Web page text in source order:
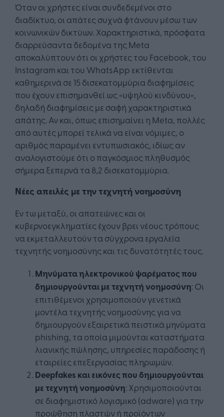
Όταν οι χρήστες είναι συνδεδεμένοι στο
διαδίκτυο, οι απάτες συχνά φτάνουν μέσω των
κοινωνικών δικτύων. Χαρακτηριστικά, πρόσφατα
διαρρεύσαντα δεδομένα της Meta
αποκαλύπτουν ότι οι χρήστες του Facebook, του
Instagram και του WhatsApp εκτίθενται
καθημερινά σε 15 δισεκατομμύρια διαφημίσεις
που έχουν επισημανθεί ως «υψηλού κινδύνου»,
δηλαδή διαφημίσεις με σαφή χαρακτηριστικά
απάτης. Αν και, όπως επισημαίνει η Meta, πολλές
από αυτές μπορεί τελικά να είναι νόμιμες, ο
αριθμός παραμένει εντυπωσιακός, ιδίως αν
αναλογιστούμε ότι ο παγκόσμιος πληθυσμός
σήμερα ξεπερνά τα 8,2 δισεκατομμύρια.
Νέες απειλές με την τεχνητή νοημοσύνη
Εν τω μεταξύ, οι απατεώνες και οι
κυβερνοεγκληματίες έχουν βρει νέους τρόπους
να εκμεταλλευτούν τα σύγχρονα εργαλεία
τεχνητής νοημοσύνης και τις δυνατότητές τους.
Μηνύματα ηλεκτρονικού ψαρέματος που
δημιουργούνται με τεχνητή νοημοσύνη: Οι
επιτιθέμενοι χρησιμοποιούν γενετικά
μοντέλα τεχνητής νοημοσύνης για να
δημιουργούν εξαιρετικά πειστικά μηνύματα
phishing, τα οποία μιμούνται καταστήματα
λιανικής πώλησης, υπηρεσίες παράδοσης ή
εταιρείες επεξεργασίας πληρωμών.
Deepfakes και εικόνες που δημιουργούνται
με τεχνητή νοημοσύνη: Χρησιμοποιούνται
σε διαφημιστικό λογισμικό (adware) για την
προώθηση πλαστών ή προϊόντων